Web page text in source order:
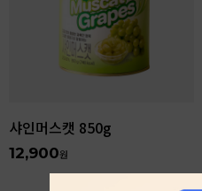
샤인머스캣 850g
12,900원